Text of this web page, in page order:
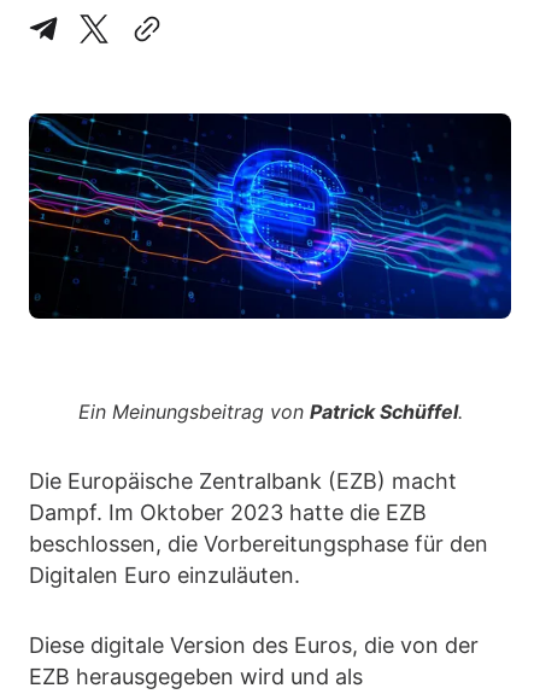
Ein Meinungsbeitrag von Patrick Schüffel.
Die Europäische Zentralbank (EZB) macht
Dampf. Im Oktober 2023 hatte die EZB
beschlossen, die Vorbereitungsphase für den
Digitalen Euro einzuläuten.
Diese digitale Version des Euros, die von der
EZB herausgegeben wird und als